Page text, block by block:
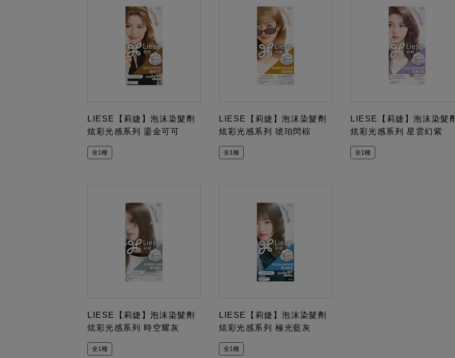
LIESE【莉婕】泡沫染髮劑
炫彩光感系列 鎏金可可
全1種
LIESE【莉婕】泡沫染髮劑
炫彩光感系列 琥珀閃棕
全1種
LIESE【莉婕】泡沫染髮
炫彩光感系列 星雲幻紫
全1種
LIESE【莉婕】泡沫染髮劑
炫彩光感系列 時空耀灰
全1種
LIESE【莉婕】泡沫染髮劑
炫彩光感系列 極光藍灰
全1種